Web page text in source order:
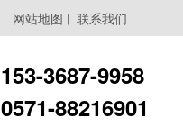
网站地图 丨 联系我们
153-3687-9958
0571-88216901